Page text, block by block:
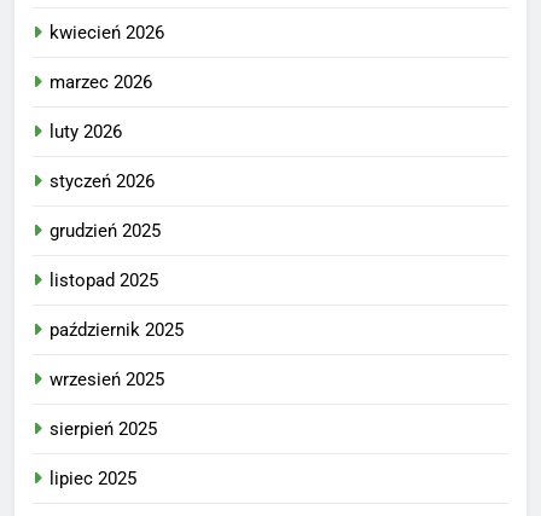
kwiecień 2026
marzec 2026
luty 2026
styczeń 2026
grudzień 2025
listopad 2025
październik 2025
wrzesień 2025
sierpień 2025
lipiec 2025